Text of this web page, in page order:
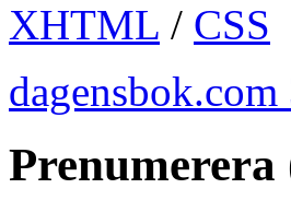
XHTML / CSS
dagensbok.com
Prenumerera